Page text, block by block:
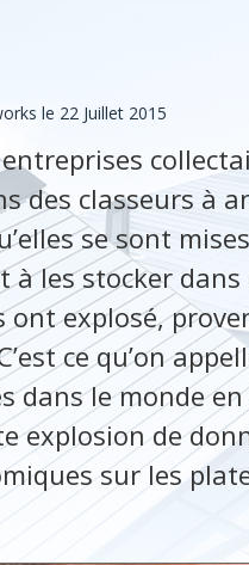
le 22 Juillet 2015
des classeurs à
se sont
les stocker dans
ont explosé,
ce qu’on
dans le monde
explosion de
sur les